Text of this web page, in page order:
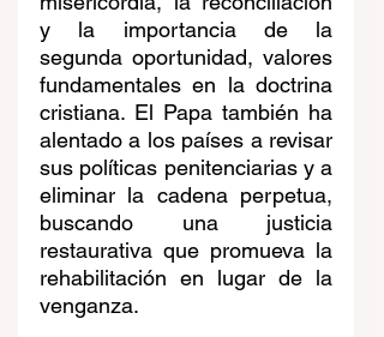
y la importancia de la
segunda oportunidad, valores
fundamentales en la doctrina
cristiana. El Papa también ha
alentado a los países a revisar
sus políticas penitenciarias y a
eliminar la cadena perpetua,
buscando una justicia
restaurativa que promueva la
rehabilitación en lugar de la
venganza.